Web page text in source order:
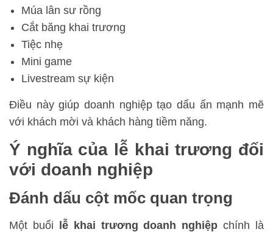
Múa lân sư rồng
Cắt băng khai trương
Tiệc nhẹ
Mini game
Livestream sự kiện
Điều này giúp doanh nghiệp tạo dấu ấn mạnh mẽ
với khách mời và khách hàng tiềm năng.
Ý nghĩa của lễ khai trương đối
với doanh nghiệp
Đánh dấu cột mốc quan trọng
Một buổi lễ khai trương doanh nghiệp chính là